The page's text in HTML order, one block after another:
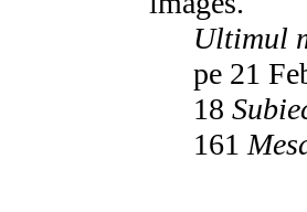
Ultimul
pe 21
18
161